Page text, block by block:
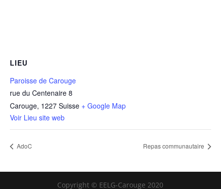
LIEU
Paroisse de Carouge
rue du Centenaire 8
Carouge, 1227 Suisse + Google Map
Voir Lieu site web
AdoC Repas communautaire
Copyright © EELG-Carouge 2020